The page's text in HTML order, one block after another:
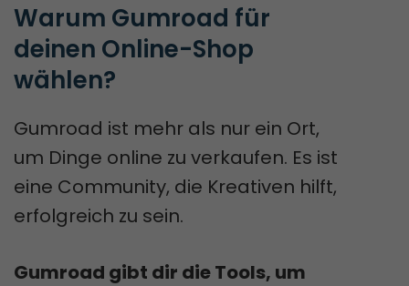
Warum Gumroad für
deinen Online-Shop
wählen?
Gumroad ist mehr als nur ein Ort,
um Dinge online zu verkaufen. Es ist
eine Community, die Kreativen hilft,
erfolgreich zu sein.
Gumroad gibt dir die Tools, um